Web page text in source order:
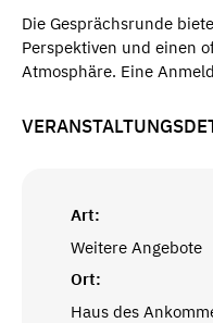
Die Gesprächsrunde
Perspektiven und einen
Atmosphäre. Eine
Art:
Weitere Angebote
Ort:
Haus des